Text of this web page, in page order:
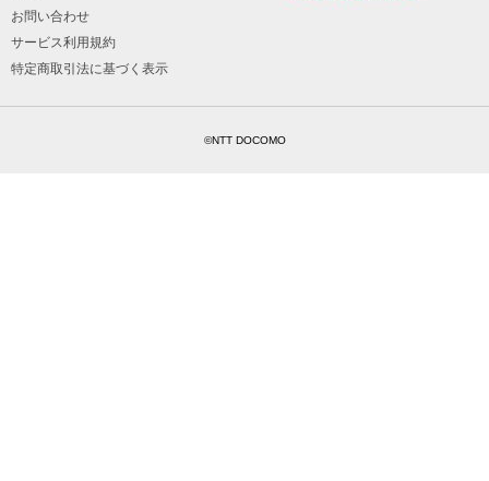
お問い合わせ
サービス利用規約
特定商取引法に基づく表示
©NTT DOCOMO